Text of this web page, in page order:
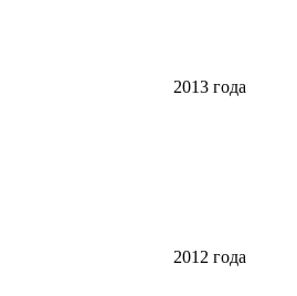
2013 года
2012 года